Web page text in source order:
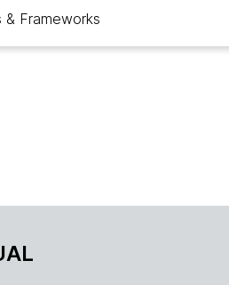
& Frameworks